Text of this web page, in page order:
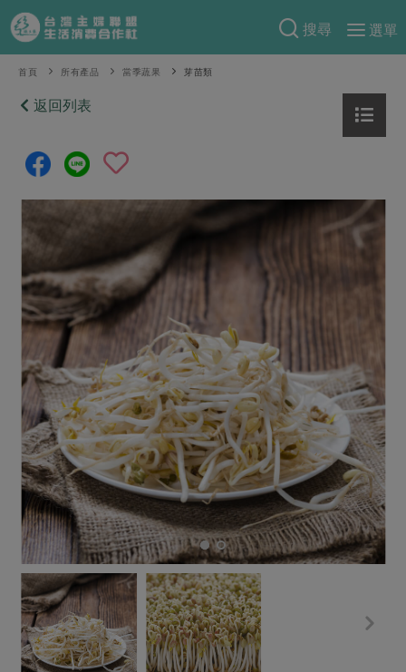
搜尋
選單
產品分類
當季蔬果
芽苗類
辛香料類
奶蛋豆・五穀
蛋
豆製品 米麵雜糧
肉品・水產
畜產肉類 水產
水畜加工品
調理食材・點心
調味醬料/南北貨 烘焙
休閒零嘴 沖泡飲品
保健食品
居家好物
食譜料理
食材
肉食
海鮮
常備菜
蛋料理
料理方式
烘焙．點心
醬料
湯品．鍋物
漬物
涼拌沙拉
飲品
特別企畫
預購活動
把最好的台灣味帶回家！
防災用品預購圓滿結束
2026年端午節預購圓滿結束
更多預購活動
當季產品
傳到心坎裡，誠心又澎派
合作25-經典快閃最後一週
合作25-精選產品第四彈
更多當季產品
議題活動
主婦聯盟X樂齡網特約優惠案
30%rPET紅烏龍茶
綠主張
觀點文章
主婦食堂 一籃菜真心話
社內大小事 合作聯合國
產品故事 生活提案
樂齡生活 親子食育
廚房瑜伽
關注議題
減硝酸鹽 惜食
非基改運動 支持本土農糧
廢核運動 能源議題
減添加物 減塑減廢
公益金 食農教育
更多議題
認識合作社
關於我們
合作社組織
員工與求才
產品檢驗
自主把關
檢驗報告
硝酸鹽檢驗
社員權益
合作社法規
重要公告
首頁 所有產品 當季蔬果 芽苗類
返回列表